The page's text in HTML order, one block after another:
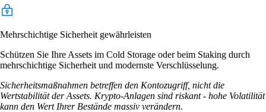
Mehrschichtige Sicherheit gewährleisten
Schützen Sie Ihre Assets im Cold Storage oder beim Staking durch
mehrschichtige Sicherheit und modernste Verschlüsselung.
Sicherheitsmaßnahmen betreffen den Kontozugriff, nicht die
Wertstabilität der Assets. Krypto-Anlagen sind riskant - hohe Volatilität
kann den Wert Ihrer Bestände massiv verändern.